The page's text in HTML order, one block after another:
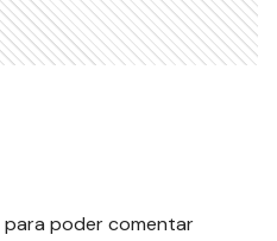
para poder comentar